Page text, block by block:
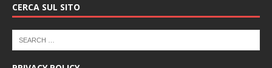
CERCA SUL SITO